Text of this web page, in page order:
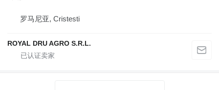
罗马尼亚, Cristesti
ROYAL DRU AGRO S.R.L.